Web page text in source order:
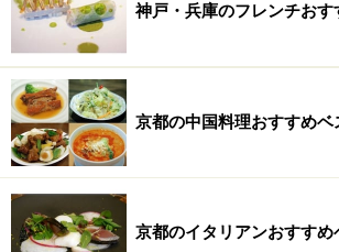
建物2階にある「チャペル」。来年から稼
も一室あります。
また、2階には若草山を真正面に望む
グ兼レセプション会場の他、オーベル
能な部屋も1室設けられています。
アコルドゥのランチコースよ
神戸・兵庫のフレンチおす
京都の中国料理おすすめベ
京都のイタリアンおすすめ